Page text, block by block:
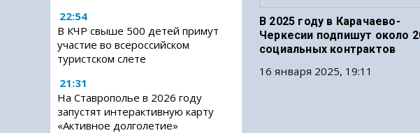
22:54
В КЧР свыше 500 детей примут
участие во всероссийском
туристском слете
21:31
На Ставрополье в 2026 году
запустят интерактивную карту
«Активное долголетие»
В 2025 году в Карачаево-
Черкесии подпишут около
социальных контрактов
16 января 2025, 19:11